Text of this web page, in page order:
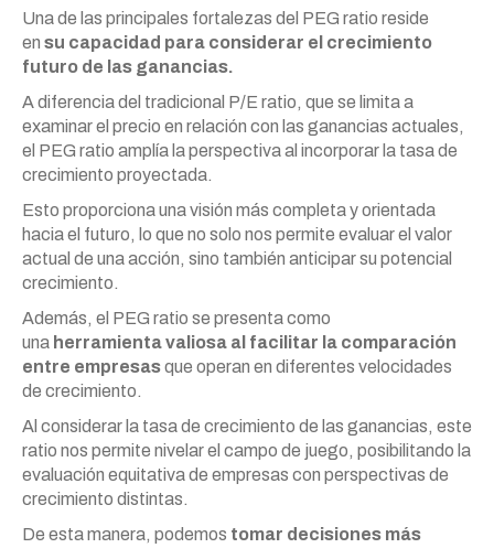
Una de las principales fortalezas del PEG ratio reside
en su capacidad para considerar el crecimiento
futuro de las ganancias.
A diferencia del tradicional P/E ratio, que se limita a
examinar el precio en relación con las ganancias actuales,
el PEG ratio amplía la perspectiva al incorporar la tasa de
crecimiento proyectada.
Esto proporciona una visión más completa y orientada
hacia el futuro, lo que no solo nos permite evaluar el valor
actual de una acción, sino también anticipar su potencial
crecimiento.
Además, el PEG ratio se presenta como
una herramienta valiosa al facilitar la comparación
entre empresasque operan en diferentes velocidades
de crecimiento.
Al considerar la tasa de crecimiento de las ganancias, este
ratio nos permite nivelar el campo de juego, posibilitando la
evaluación equitativa de empresas con perspectivas de
crecimiento distintas.
De esta manera, podemos tomar decisiones más